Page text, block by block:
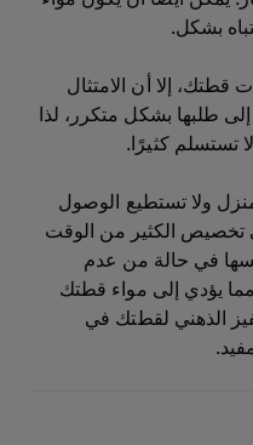
بشكل.
قطتك، إلا أن الامتثال
طلبها بشكل متكرر، لذا
تستسلم كثيرًا.
ولا تستطيع الوصول
تخصيص الكثير من الوقت
في حالة من عدم
يؤدي إلى مواء قطتك
الذهني لقطتك في